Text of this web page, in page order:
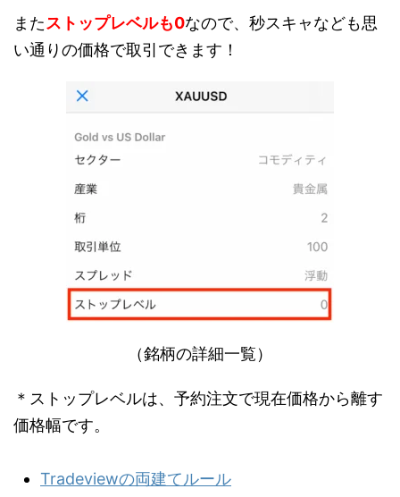
またストップレベルも0なので、秒スキャなども思
い通りの価格で取引できます！
（銘柄の詳細一覧）
＊ストップレベルは、予約注文で現在価格から離す
価格幅です。
Tradeviewの両建てルール